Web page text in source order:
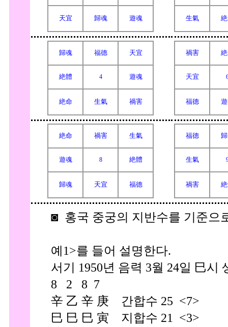
天宜 歸魂 遊魂 生氣
歸魂 福德 天宜
絶體 4 遊魂
絶命 生氣 禍害
禍害
天宜
福德
絶命 禍害 生氣
遊魂 8 絶體
歸魂 天宜 福德
福德
生氣
禍害
◙ 홍국 중궁의 지반수를 기준으
예1>를 들어 설명한다.
서기 1950년 음력 3월 24일 巳시
8 2 8 7
辛 乙 辛 庚 간합수 25 <7>
巳 巳 巳 寅 지합수 21 <3>